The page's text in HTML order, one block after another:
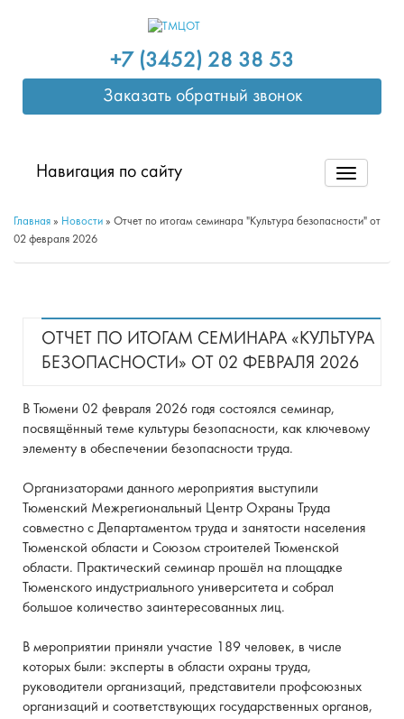
+7 (3452) 28 38 53
Заказать обратный звонок
Навигация по сайту
Главная » Новости » Отчет по итогам семинара "Культура безопасности" от
02 февраля 2026
ОТЧЕТ ПО ИТОГАМ СЕМИНАРА «КУЛЬТУРА
БЕЗОПАСНОСТИ» ОТ 02 ФЕВРАЛЯ 2026
В Тюмени 02 февраля 2026 годя состоялся семинар,
посвящённый теме культуры безопасности, как ключевому
элементу в обеспечении безопасности труда.
Организаторами данного мероприятия выступили
Тюменский Межрегиональный Центр Охраны Труда
совместно с Департаментом труда и занятости населения
Тюменской области и Союзом строителей Тюменской
области. Практический семинар прошёл на площадке
Тюменского индустриального университета и собрал
большое количество заинтересованных лиц.
В мероприятии приняли участие 189 человек, в числе
которых были: эксперты в области охраны труда,
руководители организаций, представители профсоюзных
организаций и соответствующих государственных органов,